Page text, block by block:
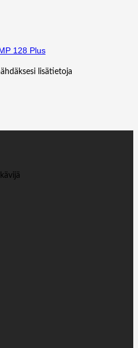
128 Plus
lisätietoja